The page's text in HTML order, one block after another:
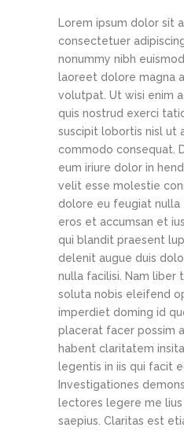
Lorem ipsum dolor sit
consectetuer
nonummy nibh
laoreet dolore magna
volutpat. Ut wisi enim
quis nostrud exerci
suscipit lobortis nisl ut
commodo consequat.
eum iriure dolor in
velit esse molestie
dolore eu feugiat nulla
eros et accumsan et
qui blandit praesent
delenit augue duis
nulla facilisi. Nam liber
soluta nobis eleifend
imperdiet doming id
placerat facer possim
habent claritatem
legentis in iis qui facit
Investigationes
lectores legere me
saepius. Claritas est